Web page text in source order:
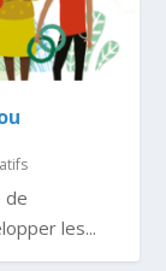
de
les...